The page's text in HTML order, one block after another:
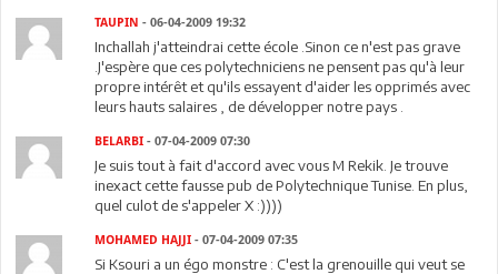
TAUPIN - 06-04-2009 19:32
Inchallah j'atteindrai cette école .Sinon ce n'est pas grave
.J'espère que ces polytechniciens ne pensent pas qu'à leur
propre intérêt et qu'ils essayent d'aider les opprimés avec
leurs hauts salaires , de développer notre pays .
BELARBI - 07-04-2009 07:30
Je suis tout à fait d'accord avec vous M Rekik. Je trouve
inexact cette fausse pub de Polytechnique Tunise. En plus,
quel culot de s'appeler X :))))
MOHAMED HAJJI - 07-04-2009 07:35
Si Ksouri a un égo monstre : C'est la grenouille qui veut se